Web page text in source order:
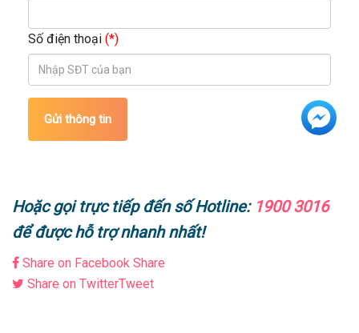
Số điện thoại (*)
Gửi thông tin
Hoặc gọi trực tiếp đến số Hotline: 1900 3016
để được hỗ trợ nhanh nhất!
Share on Facebook Share
Share on TwitterTweet